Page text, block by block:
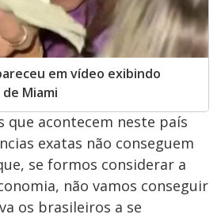
em vídeo exibindo
Miami
que acontecem neste país
exatas não conseguem
se formos considerar a
não vamos conseguir
os brasileiros a se